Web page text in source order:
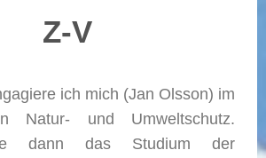
Z-V
ich mich (Jan Olsson) im
Natur- und Umweltschutz.
dann das Studium der